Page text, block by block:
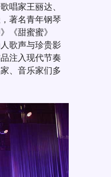
唱家王丽达、
著名青年钢琴
《甜蜜蜜》
歌声与珍贵影
注入现代节奏
、音乐家们多